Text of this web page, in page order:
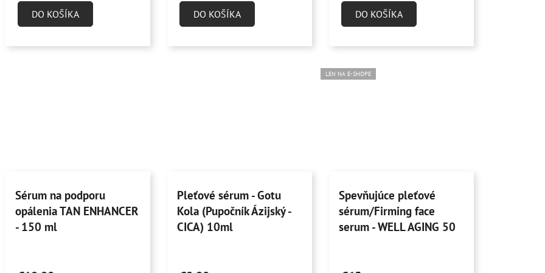
5,0
DO KOŠÍKA
4,9
DO KOŠÍKA
4,9
hviezdičiek.
DO KOŠÍKA
Sérum na podporu
opálenia TAN ENHANCER
- 150 ml
hodnotenie
Pleťové sérum - Gotu
Kola (Pupočník Ázijský -
CICA) 10ml
hodnotenie
LEN NA E-SHOPE
Spevňujúce pleťové
sérum/Firming face
serum - WELL AGING 50
hodnotenie